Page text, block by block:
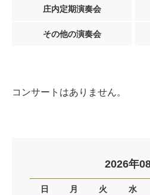
庄内定期演奏会
その他の演奏会
コンサートはありません。
2026年
日 月 火 水